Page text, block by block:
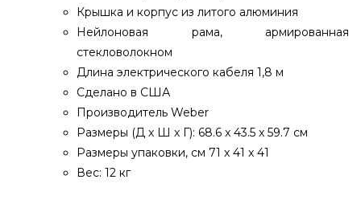
Крышка и корпус из литого алюминия
Нейлоновая рама, армированная
стекловолокном
Длина электрического кабеля 1,8 м
Сделано в США
Производитель Weber
Размеры (Д х Ш х Г): 68.6 x 43.5 x 59.7 см
Размеры упаковки, cм 71 x 41 x 41
Вес: 12 кг